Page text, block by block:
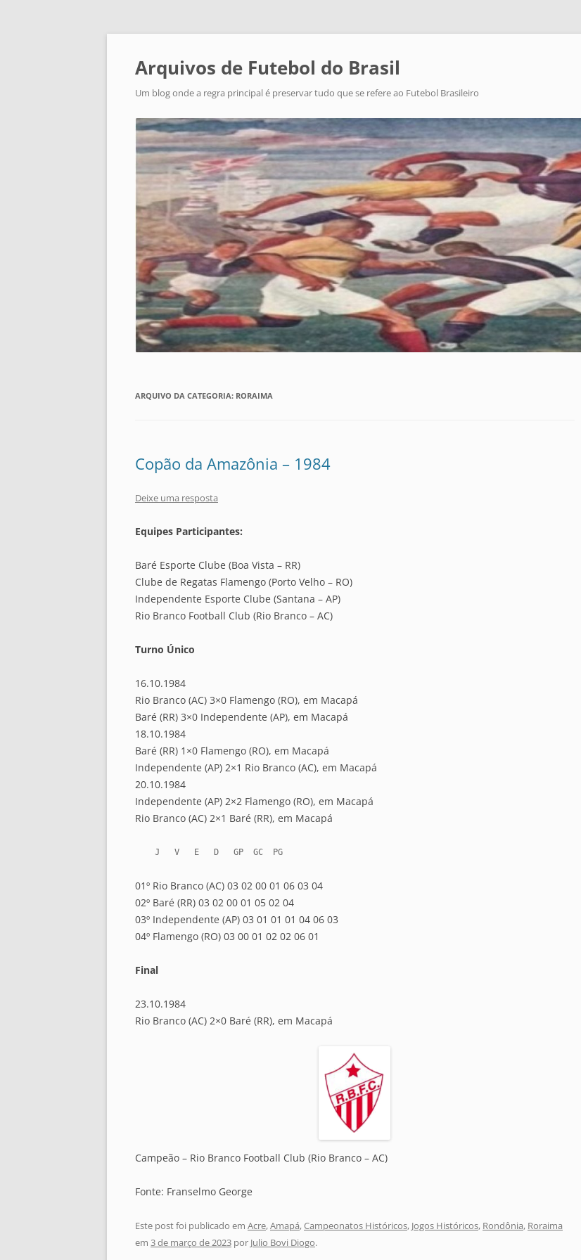
Arquivos de Futebol do Brasil
Um blog onde a regra principal é preservar tudo que se refere ao Futebol Brasileiro
ARQUIVO DA CATEGORIA: RORAIMA
Copão da Amazônia – 1984
Deixe uma resposta
Equipes Participantes:
Baré Esporte Clube (Boa Vista – RR)
Clube de Regatas Flamengo (Porto Velho – RO)
Independente Esporte Clube (Santana – AP)
Rio Branco Football Club (Rio Branco – AC)
Turno Único
16.10.1984
Rio Branco (AC) 3×0 Flamengo (RO), em Macapá
Baré (RR) 3×0 Independente (AP), em Macapá
18.10.1984
Baré (RR) 1×0 Flamengo (RO), em Macapá
Independente (AP) 2×1 Rio Branco (AC), em Macapá
20.10.1984
Independente (AP) 2×2 Flamengo (RO), em Macapá
Rio Branco (AC) 2×1 Baré (RR), em Macapá
    J   V   E   D   GP  GC  PG
01º Rio Branco (AC) 03 02 00 01 06 03 04
02º Baré (RR) 03 02 00 01 05 02 04
03º Independente (AP) 03 01 01 01 04 06 03
04º Flamengo (RO) 03 00 01 02 02 06 01
Final
23.10.1984
Rio Branco (AC) 2×0 Baré (RR), em Macapá
Campeão – Rio Branco Football Club (Rio Branco – AC)
Fonte: Franselmo George
Este post foi publicado em Acre,Amapá,Campeonatos Históricos, Jogos Históricos, Rondônia, Roraima
em 3 de março de 2023 por Julio Bovi Diogo.